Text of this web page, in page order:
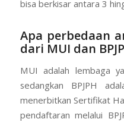
bisa berkisar antara 3
Apa perbedaan
dari MUI dan
MUI adalah lembaga
sedangkan BPJPH
menerbitkan Sertifikat
pendaftaran melalui